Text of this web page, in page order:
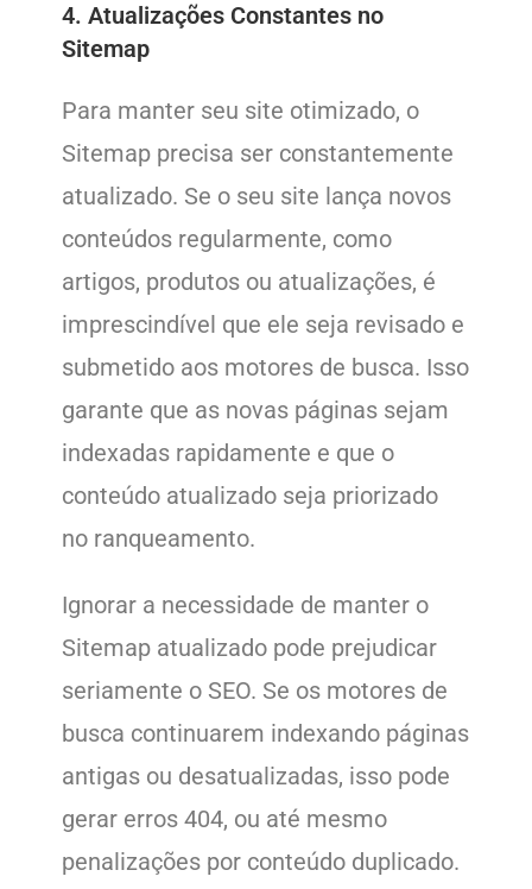
4. Atualizações Constantes no
Sitemap
Para manter seu site otimizado, o
Sitemap precisa ser constantemente
atualizado. Se o seu site lança novos
conteúdos regularmente, como
artigos, produtos ou atualizações, é
imprescindível que ele seja revisado e
submetido aos motores de busca. Isso
garante que as novas páginas sejam
indexadas rapidamente e que o
conteúdo atualizado seja priorizado
no ranqueamento.
Ignorar a necessidade de manter o
Sitemap atualizado pode prejudicar
seriamente o SEO. Se os motores de
busca continuarem indexando páginas
antigas ou desatualizadas, isso pode
gerar erros 404, ou até mesmo
penalizações por conteúdo duplicado.